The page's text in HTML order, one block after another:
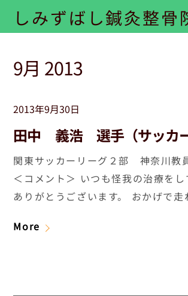
Skipしみずばし鍼灸整骨
9月 2013
2013年9月30日
田中 義浩 選手（サッカー
関東サッカーリーグ２部 神奈川教
＜コメント＞ いつも怪我の治療をし
ありがとうございます。 おかげで走
More